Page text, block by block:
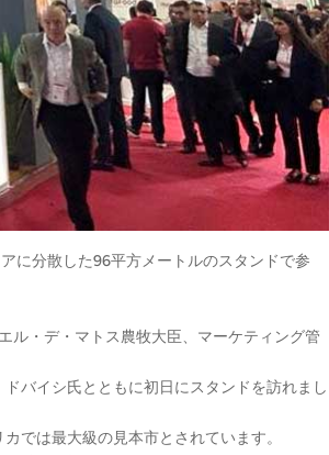
に分散した96平方メートルのスタンドで参
ル・デ・マトス農牧大臣、マーケティング管
バイシ氏とともに初日にスタンドを訪れまし
では最大級の見本市とされています。